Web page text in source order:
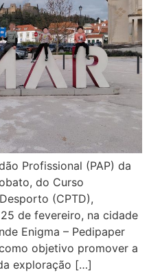
Profissional (PAP) da
do Curso
(CPTD),
de fevereiro, na cidade
Enigma – Pedipaper
objetivo promover a
exploração […]